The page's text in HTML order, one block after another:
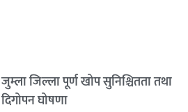
जुम्ला जिल्ला पूर्ण खोप सुनिश्चितता तथा
दिगोपन घोषणा